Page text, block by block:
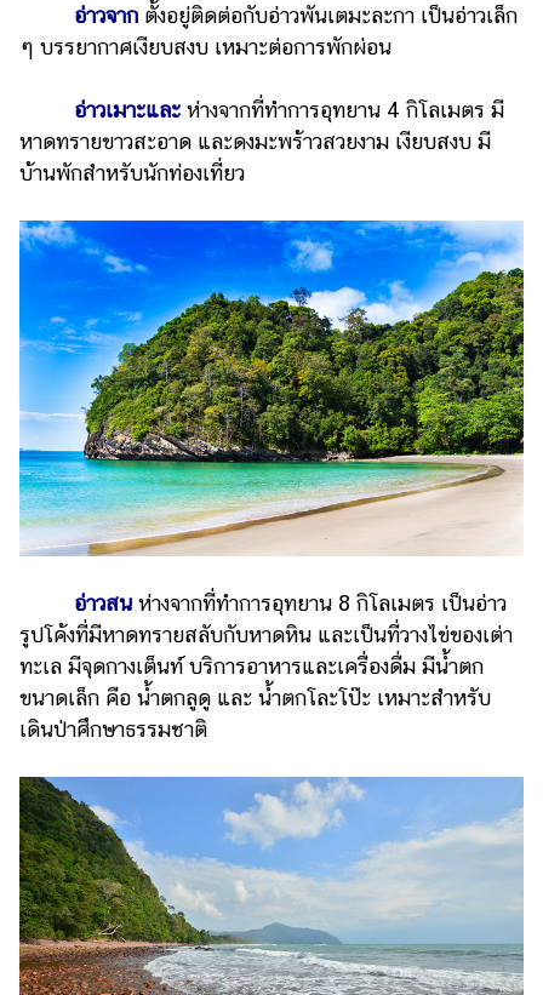
อ่าวจาก ตั้งอยู่ติดต่อกับอ่าวพันเตมะละกา เป็นอ่าวเล็ก
ๆ บรรยากาศเงียบสงบ เหมาะต่อการพักผ่อน
อ่าวเมาะและ ห่างจากที่ทำการอุทยาน 4 กิโลเมตร มี
หาดทรายขาวสะอาด และดงมะพร้าวสวยงาม เงียบสงบ มี
บ้านพักสำหรับนักท่องเที่ยว
อ่าวสน ห่างจากที่ทำการอุทยาน 8 กิโลเมตร เป็นอ่าว
รูปโค้งที่มีหาดทรายสลับกับหาดหิน และเป็นที่วางไข่ของเต่า
ทะเล มีจุดกางเต็นท์ บริการอาหารและเครื่องดื่ม มีน้ำตก
ขนาดเล็ก คือ น้ำตกลูดู และ น้ำตกโละโป๊ะ เหมาะสำหรับ
เดินป่าศึกษาธรรมชาติ